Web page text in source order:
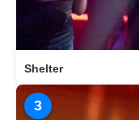
Shelter
3